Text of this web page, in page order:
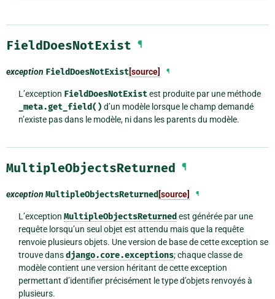
FieldDoesNotExist ¶
exception FieldDoesNotExist[source] ¶
L’exception FieldDoesNotExistest produite par une méthode
_meta.get_field() d’un modèle lorsque le champ demandé
n’existe pas dans le modèle, ni dans les parents du modèle.
MultipleObjectsReturned ¶
exception MultipleObjectsReturned [source] ¶
L’exception MultipleObjectsReturnedest générée par une
requête lorsqu’un seul objet est attendu mais que la requête
renvoie plusieurs objets. Une version de base de cette exception se
trouve dansdjango.core.exceptions; chaque classe de
modèle contient une version héritant de cette exception
permettant d’identifier précisément le type d’objets renvoyés à
plusieurs.